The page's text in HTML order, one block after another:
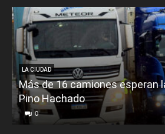
LA CIUDAD
Más de 16 camiones esperan
Pino Hachado
0